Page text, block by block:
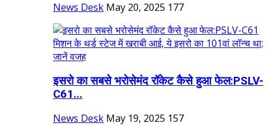
News Desk May 20, 2025 177
इसरो का सबसे भरोसेमंद रॉकेट कैसे हुआ फेल:PSLV-
C61...
News Desk May 19, 2025 157